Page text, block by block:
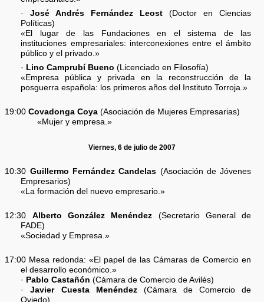
·José Andrés Fernández Leost (Doctor en Ciencias
Políticas)
«El lugar de las Fundaciones en el sistema de las
instituciones empresariales: interconexiones entre el ámbito
público y el privado.»
· Lino Camprubí Bueno (Licenciado en Filosofía)
«Empresa pública y privada en la reconstrucción de la
posguerra española: los primeros años del Instituto Torroja.»
19:00Covadonga Coya (Asociación de Mujeres Empresarias)
«Mujer y empresa.»
Viernes, 6 de julio de 2007
10:30 Guillermo Fernández Candelas (Asociación de Jóvenes
Empresarios)
«La formación del nuevo empresario.»
12:30 Alberto González Menéndez (Secretario General de
FADE)
«Sociedad y Empresa.»
17:00 Mesa redonda: «El papel de las Cámaras de Comercio en
el desarrollo económico.»
· Pablo Castañón (Cámara de Comercio de Avilés)
·Javier Cuesta Menéndez(Cámara de Comercio de
Oviedo)